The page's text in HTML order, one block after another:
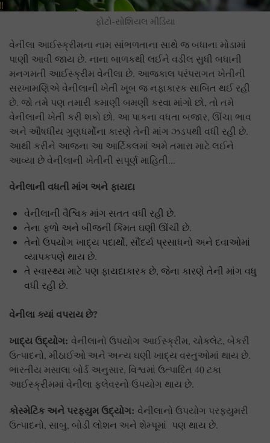
ફોટો-સોશિયલ મીડિયા
વેનીલા આઈસ્ક્રીમના નામ સાંભળતાના સાથે જ બધાના મોડામાં
પાણી આવી જાય છે. નાના બાળકથી લઈને વડીલ સુધી બધાની
મનગમતી આઈસ્ક્રીમ વેનીલા છે. આજકાલ પરંપરાગત ખેતીની
સરખામણિએ વેનીલાની ખેતી ખૂબ જ નફાકારક સાબિત થઈ રહી
છે. જો તમે પણ તમારી કમાણી બમણી કરવા માંગો છો, તો તમે
વેનીલાની ખેતી કરી શકો છો. આ પાકના વધતા બજાર, ઊંચા ભાવ
અને ઔષધીય ગુણધર્મોના કારણે તેની માંગ ઝડપથી વધી રહી છે.
આથી કરીને આજના આ આર્ટિકલમાં અમે તમારા માટે લઈને
આવ્યા છે વેનીલાની ખેતીની સપૂર્ણ માહિતી...
વેનીલાની વધતી માંગ અને ફાયદા
વેનીલાની વૈશ્વિક માંગ સતત વધી રહી છે.
તેના ફળો અને બીજની કિંમત ઘણી ઊંચી છે.
તેનો ઉપયોગ ખાદ્ય પદાર્થો, સૌંદર્ય પ્રસાધનો અને દવાઓમાં
વ્યાપકપણે થાય છે.
તે સ્વાસ્થ્ય માટે પણ ફાયદાકારક છે, જેના કારણે તેની માંગ વધુ
વધી રહી છે.
વેનીલા ક્યાં વપરાય છે?
ખાદ્ય ઉદ્યોગ: વેનીલાનો ઉપયોગ આઈસ્ક્રીમ, ચોકલેટ, બેકરી
ઉત્પાદનો, મીઠાઈઓ અને અન્ય ઘણી ખાદ્ય વસ્તુઓમાં થાય છે.
ભારતીય મસાલા બોર્ડ અનુસાર, વિશ્વમાં ઉત્પાદિત 40 ટકા
આઈસ્ક્રીમમાં વેનીલા ફ્લેવરનો ઉપયોગ થાય છે.
કોસ્મેટિક અને પરફ્યુમ ઉદ્યોગ: વેનીલાનો ઉપયોગ પરફ્યુમરી
ઉત્પાદનો, સાબુ, બોડી લોશન અને શેમ્પૂમાં પણ થાય છે.